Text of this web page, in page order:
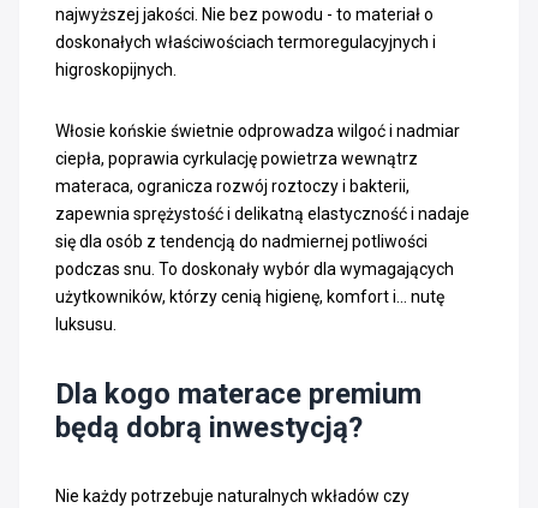
najwyższej jakości. Nie bez powodu - to materiał o
doskonałych właściwościach termoregulacyjnych i
higroskopijnych.
Włosie końskie świetnie odprowadza wilgoć i nadmiar
ciepła, poprawia cyrkulację powietrza wewnątrz
materaca, ogranicza rozwój roztoczy i bakterii,
zapewnia sprężystość i delikatną elastyczność i nadaje
się dla osób z tendencją do nadmiernej potliwości
podczas snu. To doskonały wybór dla wymagających
użytkowników, którzy cenią higienę, komfort i... nutę
luksusu.
Dla kogo materace premium
będą dobrą inwestycją?
Nie każdy potrzebuje naturalnych wkładów czy